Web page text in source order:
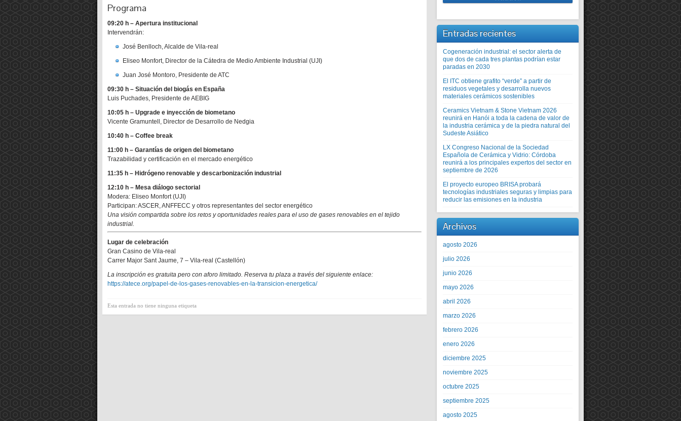
Programa
09:20 h – Apertura institucional
Intervendrán:
José Benlloch, Alcalde de Vila-real
Eliseo Monfort, Director de la Cátedra de Medio Ambiente Industrial (UJI)
Juan José Montoro, Presidente de ATC
09:30 h – Situación del biogás en España
Luis Puchades, Presidente de AEBIG
10:05 h – Upgrade e inyección de biometano
Vicente Gramuntell, Director de Desarrollo de Nedgia
10:40 h – Coffee break
11:00 h – Garantías de origen del biometano
Trazabilidad y certificación en el mercado energético
11:35 h – Hidrógeno renovable y descarbonización industrial
12:10 h – Mesa diálogo sectorial
Modera: Eliseo Monfort (UJI)
Participan: ASCER, ANFFECC y otros representantes del sector energético
Una visión compartida sobre los retos y oportunidades reales para el uso de gases renovables en el tejido
industrial.
Lugar de celebración
Gran Casino de Vila-real
Carrer Major Sant Jaume, 7 – Vila-real (Castellón)
La inscripción es gratuita pero con aforo limitado. Reserva tu plaza a través del siguiente enlace:
https://atece.org/papel-de-los-gases-renovables-en-la-transicion-energetica/
Esta entrada no tiene ninguna etiqueta
Entradas recientes
Cogeneración industrial: el sector alerta de
que dos de cada tres plantas podrían estar
paradas en 2030
El ITC obtiene grafito “verde” a partir de
residuos vegetales y desarrolla nuevos
materiales cerámicos sostenibles
Ceramics Vietnam & Stone Vietnam 2026
reunirá en Hanói a toda la cadena de valor de
la industria cerámica y de la piedra natural del
Sudeste Asiático
LX Congreso Nacional de la Sociedad
Española de Cerámica y Vidrio: Córdoba
reunirá a los principales expertos del sector en
septiembre de 2026
El proyecto europeo BRISA probará
tecnologías industriales seguras y limpias para
reducir las emisiones en la industria
Archivos
agosto 2026
julio 2026
junio 2026
mayo 2026
abril 2026
marzo 2026
febrero 2026
enero 2026
diciembre 2025
noviembre 2025
octubre 2025
septiembre 2025
agosto 2025